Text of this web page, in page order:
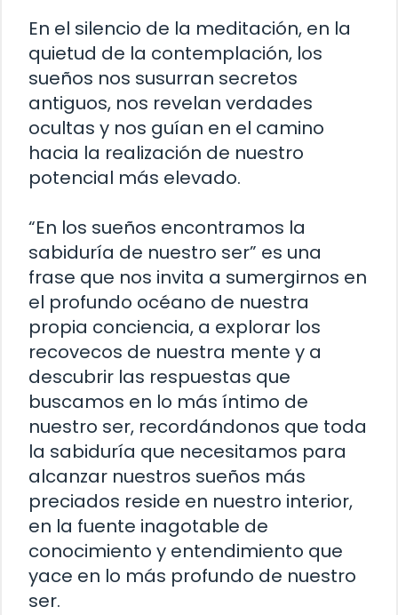
En el silencio de la meditación, en la
quietud de la contemplación, los
sueños nos susurran secretos
antiguos, nos revelan verdades
ocultas y nos guían en el camino
hacia la realización de nuestro
potencial más elevado.
“En los sueños encontramos la
sabiduría de nuestro ser” es una
frase que nos invita a sumergirnos en
el profundo océano de nuestra
propia conciencia, a explorar los
recovecos de nuestra mente y a
descubrir las respuestas que
buscamos en lo más íntimo de
nuestro ser, recordándonos que toda
la sabiduría que necesitamos para
alcanzar nuestros sueños más
preciados reside en nuestro interior,
en la fuente inagotable de
conocimiento y entendimiento que
yace en lo más profundo de nuestro
ser.